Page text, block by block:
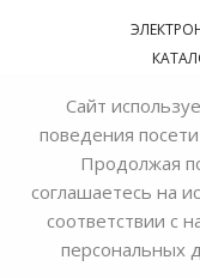
© 2018—2026
Bohemia Ivele Crystal
Сайт
поведения
Продолжая
соглашаетесь на
соответствии с
персональных